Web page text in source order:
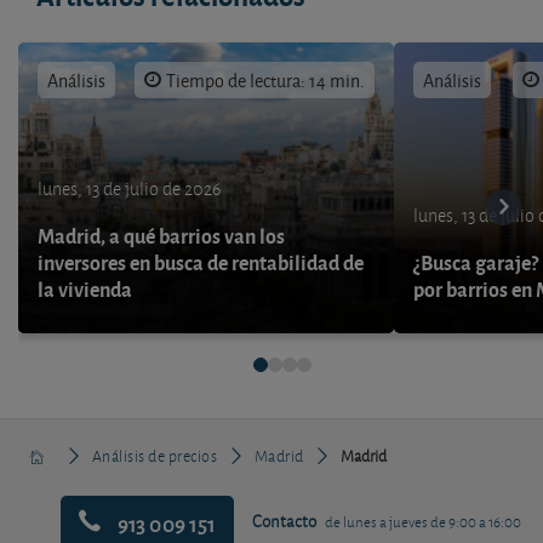
Análisis Tiempo de lectura: 14 min.
lunes, 13 de julio de 2026
Madrid, a qué barrios van los
inversores en busca de rentabilidad de
la vivienda
Análisis
lunes, 13 de julio
¿Busca
por barrios en
Análisis de precios Madrid Madrid
913 009 151 Contacto de lunes a jueves de 9:00 a 16:00